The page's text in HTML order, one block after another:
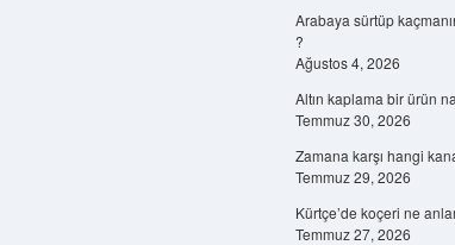
Arabaya sürtüp
?
Ağustos 4, 2026
Altın kaplama bir ürün
Temmuz 30, 2026
Zamana karşı hangi
Temmuz 29, 2026
Kürtçe’de koçeri ne
Temmuz 27, 2026